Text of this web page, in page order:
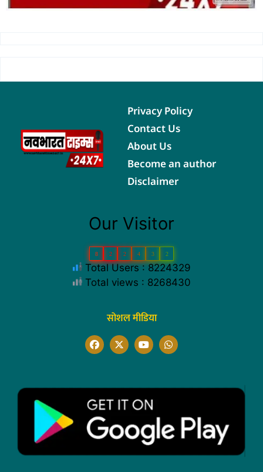
Privacy Policy
Contact Us
About Us
Become an author
Disclaimer
Our Visitor
8 2 2 4 3 2
Total Users : 8224329
Total views : 8268430
सोशल मीडिया